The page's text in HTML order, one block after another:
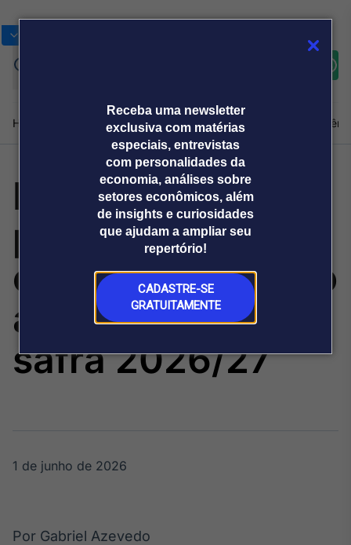
Receba uma newsletter
exclusiva com matérias
especiais, entrevistas
com personalidades da
economia, análises sobre
setores econômicos, além
de insights e curiosidades
que ajudam a ampliar seu
repertório!
CADASTRE-SE
GRATUITAMENTE
Home Produtos e soluçõesNotíciasBlogWeekend
Plataformas
Broadcast
Broadcast+
O mercado
financeiro em
tempo real
Broadcast
Agro
Sobre nós Releases Broadcast
Prêmio Broadcast
Analistas
Prêmio Broadcast
Empresas
Agências de
comunicação
Releases
El Niño já muda
plano de
empresas do agro
antes do início da
safra 2026/27
1 de junho de 2026
Por Gabriel Azevedo